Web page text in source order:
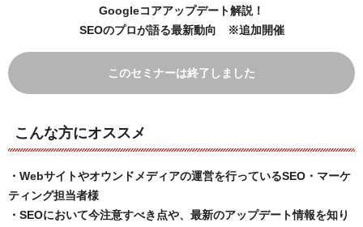
Googleコアアップデート解説！
SEOのプロが語る最新動向 ※追加開催
このセミナーは終了しました
こんな方にオススメ
・Webサイトやオウンドメディアの運営を行っているSEO・マーケ
ティング担当者様
・SEOにおいて今注意すべき点や、最新のアップデート情報を知り